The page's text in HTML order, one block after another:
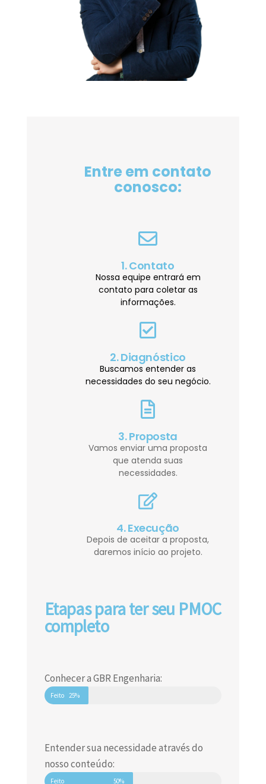
Entre em contato
conosco:
1. Contato
Nossa equipe entrará em
contato para coletar as
informações.
2. Diagnóstico
Buscamos entender as
necessidades do seu negócio.
3. Proposta
Vamos enviar uma proposta
que atenda suas
necessidades.
4. Execução
Depois de aceitar a proposta,
daremos início ao projeto.
Etapas para ter seu PMOC
completo
Conhecer a GBR Engenharia:
Feito 25%
Entender sua necessidade através do
nosso conteúdo:
Feito 50%